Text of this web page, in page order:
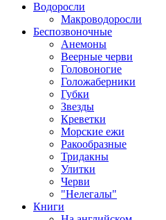
Водоросли
Макроводоросли
Беспозвоночные
Анемоны
Веерные черви
Головоногие
Голожаберники
Губки
Звезды
Креветки
Морские ежи
Ракообразные
Тридакны
Улитки
Черви
"Нелегалы"
Книги